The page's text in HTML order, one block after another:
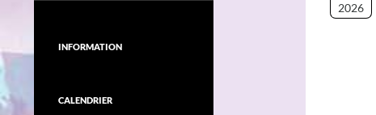
2026
INFORMATION
CALENDRIER